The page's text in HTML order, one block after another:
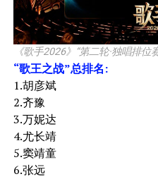
《歌手2026》“第二轮·独唱排位
“歌王之战”总排名:
1.胡彦斌
2.齐豫
3.万妮达
4.尤长靖
5.窦靖童
6.张远